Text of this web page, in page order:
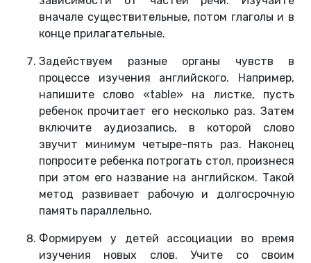
вначале существительные, потом глаголы и в
конце прилагательные.
Задействуем разные органы чувств в
процессе изучения английского. Например,
напишите слово «table» на листке, пусть
ребенок прочитает его несколько раз. Затем
включите аудиозапись, в которой слово
звучит минимум четыре-пять раз. Наконец
попросите ребенка потрогать стол, произнеся
при этом его название на английском. Такой
метод развивает рабочую и долгосрочную
память параллельно.
Формируем у детей ассоциации во время
изучения новых слов. Учите со своим